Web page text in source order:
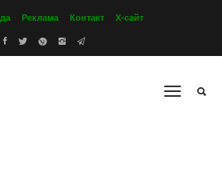
Реклама Контакт Х-сайт